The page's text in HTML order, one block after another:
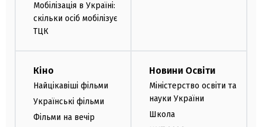
Мобілізація в Україні:
скільки осіб мобілізує
ТЦК
Кіно
Найцікавіші фільми
Українські фільми
Фільми на вечір
Новини Освіти
Міністерство освіти та
науки України
Школа